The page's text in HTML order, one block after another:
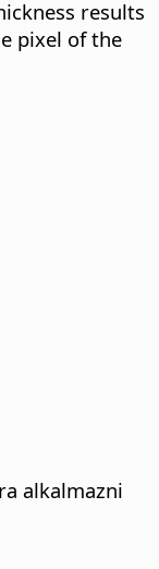
results
pixel of the
alkalmazni